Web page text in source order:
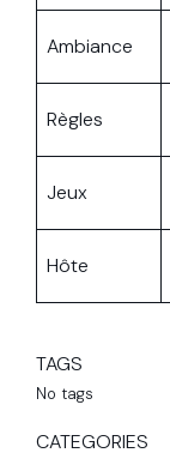
Ambiance
Règles
Jeux
Hôte
TAGS
No tags
CATEGORIES